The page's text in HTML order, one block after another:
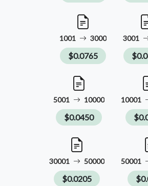
1001 3000
$0.0765
3001
5001 10000
$0.0450
10001
30001 50000
$0.0205
50001